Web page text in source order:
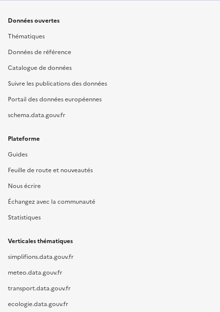
Données ouvertes
Thématiques
Données de référence
Catalogue de données
Suivre les publications des données
Portail des données européennes
schema.data.gouv.fr
Plateforme
Guides
Feuille de route et nouveautés
Nous écrire
Échangez avec la communauté
Statistiques
Verticales thématiques
simplifions.data.gouv.fr
meteo.data.gouv.fr
transport.data.gouv.fr
ecologie.data.gouv.fr